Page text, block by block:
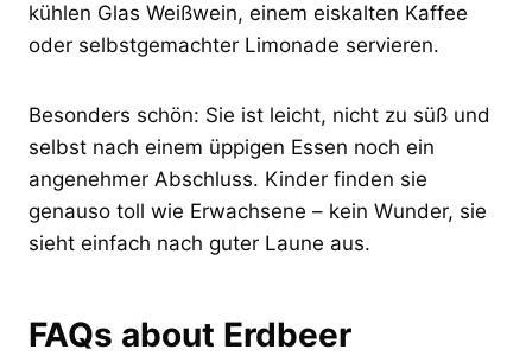
kühlen Glas Weißwein, einem eiskalten Kaffee
oder selbstgemachter Limonade servieren.
Besonders schön: Sie ist leicht, nicht zu süß und
selbst nach einem üppigen Essen noch ein
angenehmer Abschluss. Kinder finden sie
genauso toll wie Erwachsene – kein Wunder, sie
sieht einfach nach guter Laune aus.
FAQs about Erdbeer